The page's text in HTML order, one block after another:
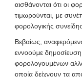
αισθάνονται ότι οι
τιμωρούνται, με
φορολογικής
Βεβαίως,
εννοούμε
φορολογουμένων
οποία δείχνουν τα